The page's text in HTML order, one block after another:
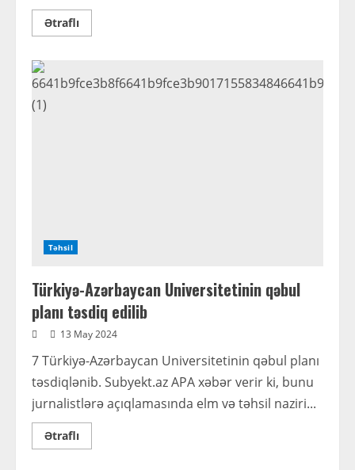
ƏtraflıRead
more
nazirinin
vətəndaşlarla
Təhsil
Türkiyə-Azərbaycan Universitetinin qəbul
planı təsdiq edilib
13 May 2024
7 Türkiyə-Azərbaycan Universitetinin qəbul planı
təsdiqlənib. Subyekt.az APA xəbər verir ki, bunu
jurnalistlərə açıqlamasında elm və təhsil naziri...
ƏtraflıRead
more